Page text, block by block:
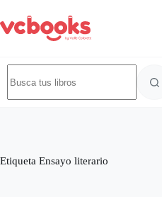
Etiqueta Ensayo literario